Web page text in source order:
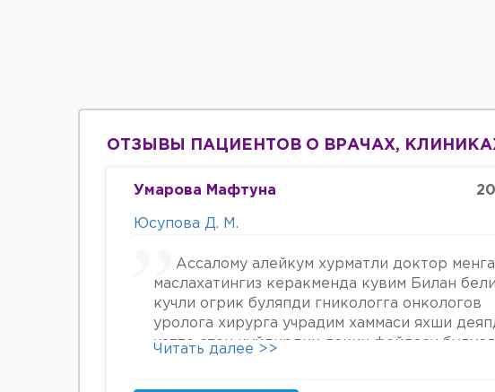
ОТЗЫВЫ ПАЦИЕНТОВ О ВРАЧАХ,
Умарова Мафтуна
Юсупова Д. М.
Ассалому алейкум хурматли доктор
маслахатингиз керакменда кувим Билан
кучли огрик буляпди гникологга онкологов
уролога хирурга учрадим хаммаси яхши
хатто стен куйдирдик лекин фойдаси
Читать далее >>